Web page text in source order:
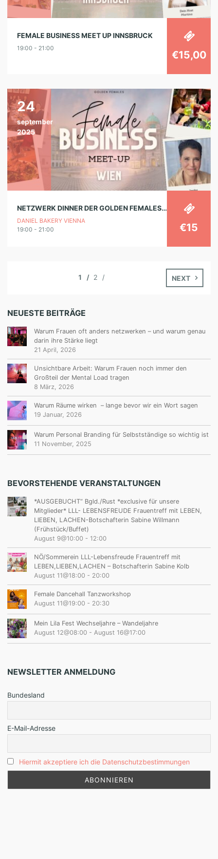
FEMALE BUSINESS MEET UP INNSBRUCK
19:00 - 21:00
€15,00
24
september
2025
NETZWERK DINNER DER GOLDEN FEMALES IN WIEN
DANIEL BAKERY VIENNA
19:00 - 21:00
€15
1 2 NEXT
NEUESTE BEITRÄGE
Warum Frauen oft anders netzwerken – und warum genau
darin ihre Stärke liegt
21 April, 2026
Unsichtbare Arbeit: Warum Frauen noch immer den
Großteil der Mental Load tragen
8 März, 2026
Warum Räume wirken – lange bevor wir ein Wort sagen
19 Januar, 2026
Warum Personal Branding für Selbstständige so wichtig ist
11 November, 2025
BEVORSTEHENDE VERANSTALTUNGEN
*AUSGEBUCHT“ Bgld./Rust *exclusive für unsere
Mitglieder* LLL- LEBENSFREUDE Frauentreff mit LEBEN,
LIEBEN, LACHEN-Botschafterin Sabine Willmann
(Frühstück/Buffet)
August 9@10:00 - 12:00
NÖ/Sommerein LLL-Lebensfreude Frauentreff mit
LEBEN,LIEBEN,LACHEN – Botschafterin Sabine Kolb
August 11@18:00 - 20:00
Female Dancehall Tanzworkshop
August 11@19:00 - 20:30
Mein Lila Fest Wechseljahre – Wandeljahre
August 12@08:00 - August 16@17:00
NEWSLETTER ANMELDUNG
Bundesland
E-Mail-Adresse
Hiermit akzeptiere ich die Datenschutzbestimmungen